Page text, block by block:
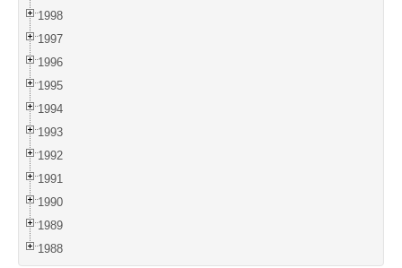
1998
1997
1996
1995
1994
1993
1992
1991
1990
1989
1988